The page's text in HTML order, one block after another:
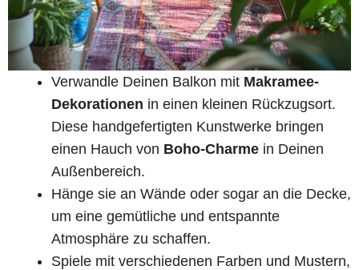
Verwandle Deinen Balkon mit Makramee-
Dekorationen in einen kleinen Rückzugsort.
Diese handgefertigten Kunstwerke bringen
einen Hauch von Boho-Charme in Deinen
Außenbereich.
Hänge sie an Wände oder sogar an die Decke,
um eine gemütliche und entspannte
Atmosphäre zu schaffen.
Spiele mit verschiedenen Farben und Mustern,